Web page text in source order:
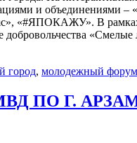
и объединениями
«#ЯПОКАЖУ». В рамках
город, молодежный
ПО Г.